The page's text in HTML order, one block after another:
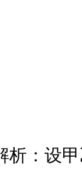
：设甲